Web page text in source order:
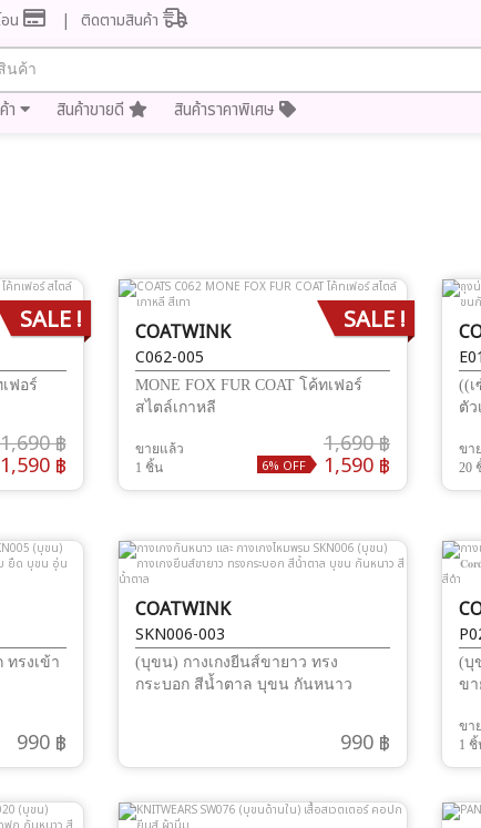
น ติดตามสินค้า
า สินค้าขายดี สินค้าราคาพิเศษ
ฟอร์
1,690 ฿
1,590 ฿
SALE ! COATWINK
C062-005
MONE FOX FUR COAT โค้ทเฟอร์
สไตล์เกาหลี
ขายแล้ว
1 ชิ้น
1,690 ฿
1,590 ฿
6% OFF
SALE !
((
ตัว
ขา
20
ทรงเข้า
990 ฿
COATWINK
SKN006-003
(บุขน) กางเกงยีนส์ขายาว ทรง
กระบอก สีน้ำตาล บุขน กันหนาว
990 ฿
(บุ
ขา
ขา
1